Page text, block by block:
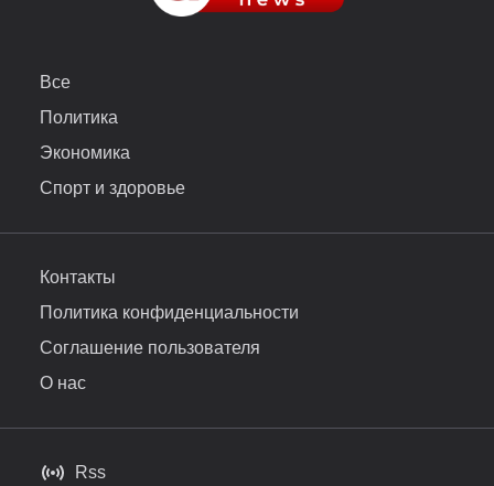
Все
Политика
Экономика
Спорт и здоровье
Контакты
Политика конфиденциальности
Соглашение пользователя
О нас
Rss